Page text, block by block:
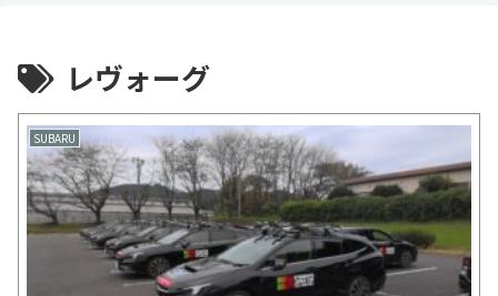
レヴォーグ
SUBARU